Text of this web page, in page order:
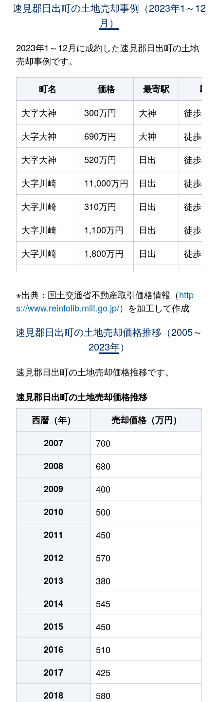
速見郡日出町の土地売却事例（2023年1～12
月）
2023年1～12月に成約した速見郡日出町の土地
売却事例です。
町名 価格 最寄駅
駅
大字大神
300万円 大神
徒歩45
大字大神
690万円 大神
徒歩45
大字大神
520万円 日出
徒歩45
大字川崎
11,000万円 日出
徒歩45
大字川崎
310万円 日出
徒歩16
大字川崎
1,100万円 日出
徒歩16
大字川崎
1,800万円 日出
徒歩19
大字川崎
910万円 日出
徒歩20
900万円
大字川崎
100万円 日出
大字川崎
200万円 日出
大字川崎
730万円 日出
大字豊岡
80万円
大字豊岡
810万円
大字藤原
570万円
大字藤原
980万円
大字藤原
170万円
大字南畑
370万円
（大字なし）
1,700万円
（大字なし）
720万円
（大字なし）
980万円
※出典：国土交通省不動産取引価格情報（http
s://www.reinfolib.mlit.go.jp/）を加工して作成
速見郡日出町の土地売却価格推移（2005～
2023年）
速見郡日出町の土地売却価格推移です。
速見郡日出町の土地売却価格推移
西暦（年）
売却価格（万円）
2007
700
2008
680
2009
400
2010
500
2011
450
2012
570
2013
380
2014
545
2015
450
2016
510
2017
425
2018
580